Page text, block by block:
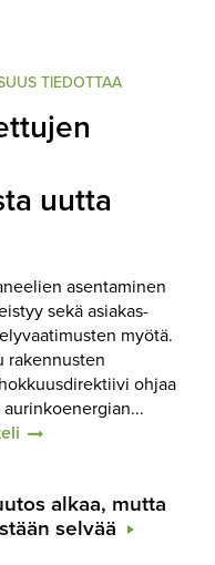
TIEDOTTAA
uutta
asentaminen
sekä asiakas-
myötä.
rakennusten
ohjaa
aurinkoenergian...
alkaa, mutta
selvää